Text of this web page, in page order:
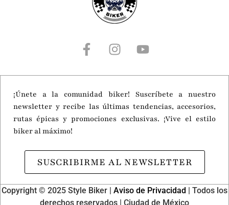
¡Únete a la comunidad biker! Suscríbete a nuestro
newsletter y recibe las últimas tendencias, accesorios,
rutas épicas y promociones exclusivas. ¡Vive el estilo
biker al máximo!
SUSCRIBIRME AL NEWSLETTER
Copyright © 2025 Style Biker | Aviso de Privacidad | Todos los
derechos reservados | Ciudad de México